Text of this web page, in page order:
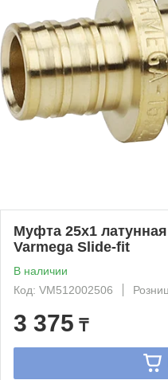
Муфта 25x1
Varmega Slide-fit
В наличии
Код: VM512002506
3 375 ₸